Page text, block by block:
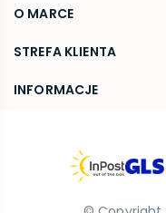
O MARCE
O nas
Blog
STREFA KLIENTA
FAQ
Reklamacje i zwroty
INFORMACJE
Polityka prywatności